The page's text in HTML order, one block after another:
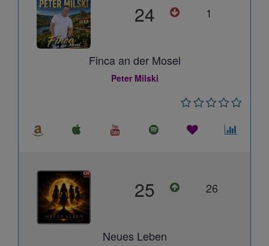
24 1
Finca an der Mosel
Peter Milski
25 26
Neues Leben